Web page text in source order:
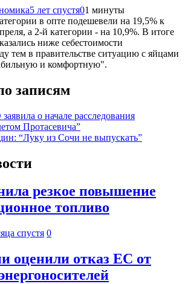
5 лет спустя01 минуты
в опте подешевели на 19,5% к
а 2-й категории - на 10,9%. В итоге
ниже себестоимости
тем в правительстве ситуацию с яйцами
и комфортную".
записям
о начале расследования
Протасевича”
“Луку из Сочи не выпускать”
резкое повышение
топливо
спустя 0
оценили отказ ЕС от